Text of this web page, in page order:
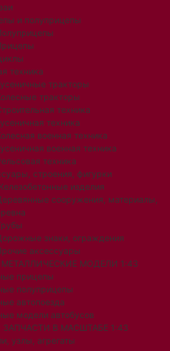
и полуприцепы
техника
тракторы
тракторы
техника
техника
военная техника
военная техника
техника
строения, фигурки
изделия
сооружения, материалы,
знаки, ограждения
аксессуары
МОДЕЛИ 1:43
прицепы
полуприцепы
автопоезда
модели автобусов
ЗАПЧАСТИ В МАСШТАБЕ 1:43
узлы, агрегаты